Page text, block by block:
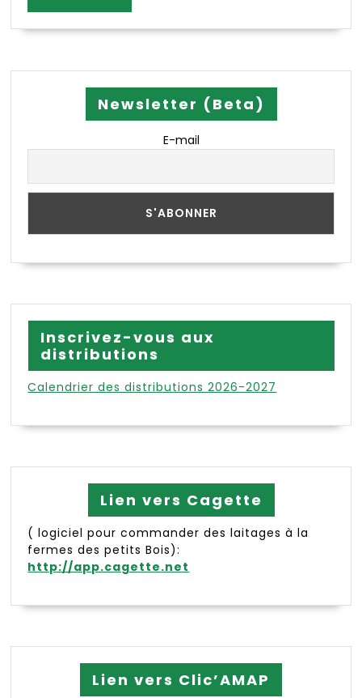
MORE
Newsletter (Beta)
E-mail
Inscrivez-vous aux
distributions
Calendrier des distributions 2026-2027
Lien vers Cagette
( logiciel pour commander des laitages à la
fermes des petits Bois):
http://app.cagette.net
Lien vers Clic’AMAP